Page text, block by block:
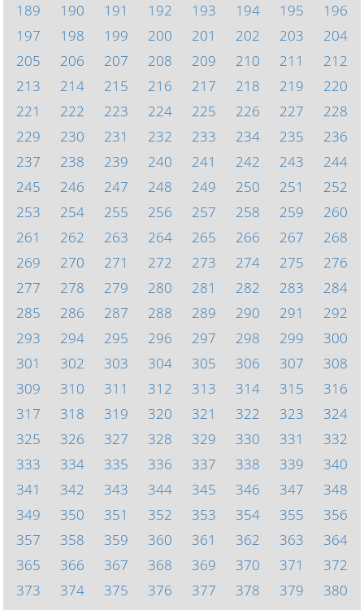
189
190 191 192 193 194 195
196
197
198 199 200 201 202 203
204
205
206 207 208 209 210 211
212
213
214 215 216 217 218 219
220
221
222 223 224 225 226 227
228
229
230 231 232 233 234 235
236
237
238 239 240 241 242 243
244
245
246 247 248 249 250 251
252
253
254 255 256 257 258 259
260
261
262 263 264 265 266 267
268
269
270 271 272 273 274 275
276
277
278 279 280 281 282 283
284
285
286 287 288 289 290 291
292
293
294 295 296 297 298 299
300
301
302 303 304 305 306 307
308
309
310 311 312 313 314 315
316
317
318 319 320 321 322 323
324
325
326 327 328 329 330 331
332
333
334 335 336 337 338 339
340
341
342 343 344 345 346 347
348
349
350 351 352 353 354 355
356
357
358 359 360 361 362 363
364
365
366 367 368 369 370 371
372
373
374 375 376 377 378 379
380